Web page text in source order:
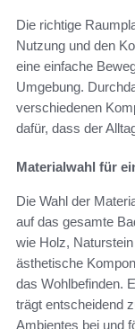
Die richtige
Nutzung und den
eine einfache
Umgebung.
verschiedenen
dafür, dass der
Materialwahl für
Die Wahl der
auf das gesamte
wie Holz,
ästhetische
das Wohlbefinden.
trägt entscheidend
Ambientes bei und